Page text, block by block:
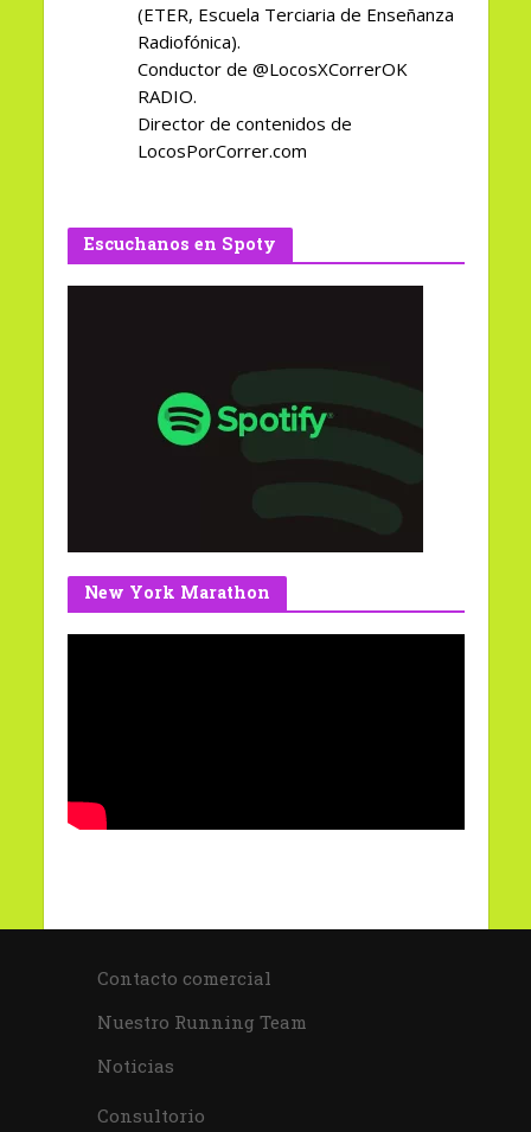
(ETER, Escuela Terciaria de Enseñanza
Radiofónica).
Conductor de @LocosXCorrerOK
RADIO.
Director de contenidos de
LocosPorCorrer.com
Escuchanos en Spoty
New York Marathon
Contacto comercial
Nuestro Running Team
Noticias
Consultorio